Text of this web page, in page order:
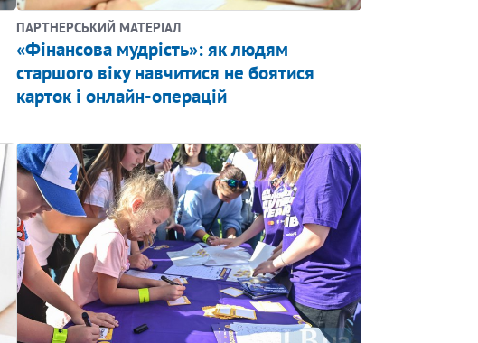
ПАРТНЕРСЬКИЙ МАТЕРІАЛ
«Фінансова мудрість»: як людям
старшого віку навчитися не боятися
карток і онлайн-операцій